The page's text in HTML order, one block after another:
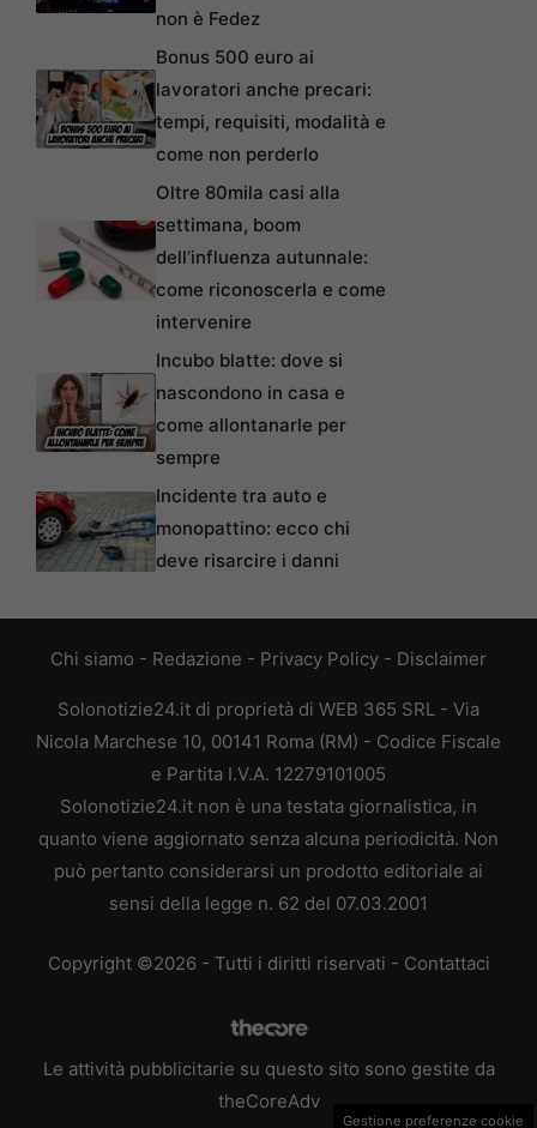
non è Fedez
Bonus 500 euro ai
lavoratori anche precari:
tempi, requisiti, modalità e
come non perderlo
Oltre 80mila casi alla
settimana, boom
dell’influenza autunnale:
come riconoscerla e come
intervenire
Incubo blatte: dove si
nascondono in casa e
come allontanarle per
sempre
Incidente tra auto e
monopattino: ecco chi
deve risarcire i danni
Chi siamo - Redazione - Privacy Policy - Disclaimer
Solonotizie24.it di proprietà di WEB 365 SRL - Via
Nicola Marchese 10, 00141 Roma (RM) - Codice Fiscale
e Partita I.V.A. 12279101005
Solonotizie24.it non è una testata giornalistica, in
quanto viene aggiornato senza alcuna periodicità. Non
può pertanto considerarsi un prodotto editoriale ai
sensi della legge n. 62 del 07.03.2001
Copyright ©2026 - Tutti i diritti riservati - Contattaci
Le attività pubblicitarie su questo sito sono gestite da
theCoreAdv
Gestione preferenze cookie